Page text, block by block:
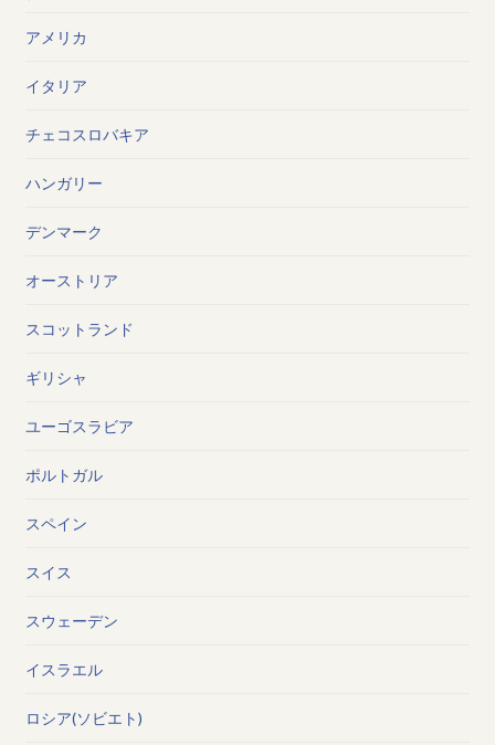
アメリカ
イタリア
チェコスロバキア
ハンガリー
デンマーク
オーストリア
スコットランド
ギリシャ
ユーゴスラビア
ポルトガル
スペイン
スイス
スウェーデン
イスラエル
ロシア(ソビエト)